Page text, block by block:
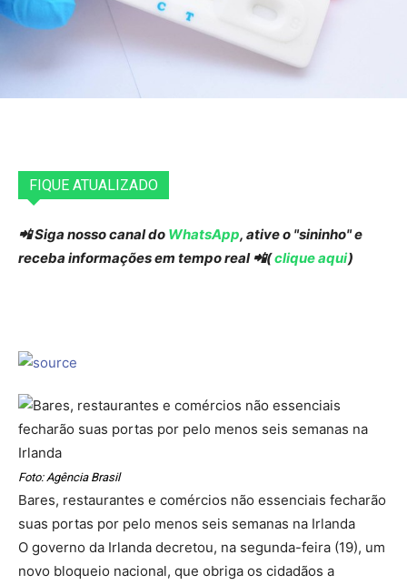
FIQUE ATUALIZADO
📲 Siga nosso canal do WhatsApp, ative o "sininho" e
receba informações em tempo real 📲(clique aqui)
Foto: Agência Brasil
Bares, restaurantes e comércios não essenciais fecharão
suas portas por pelo menos seis semanas na Irlanda
O governo da Irlanda decretou, na segunda-feira (19), um
novo bloqueio nacional, que obriga os cidadãos a